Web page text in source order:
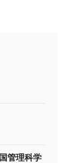
管理科学